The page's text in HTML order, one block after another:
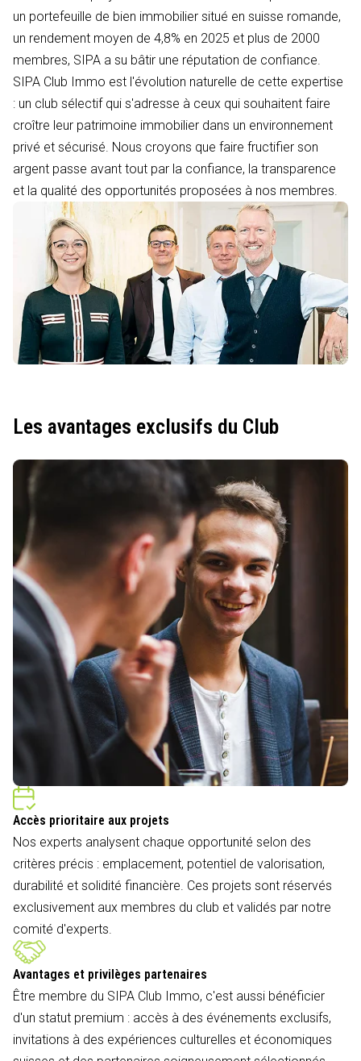
un portefeuille de bien immobilier situé en suisse romande,
un rendement moyen de 4,8% en 2025 et plus de 2000
membres, SIPA a su bâtir une réputation de confiance.
SIPA Club Immo est l'évolution naturelle de cette expertise
: un club sélectif qui s'adresse à ceux qui souhaitent faire
croître leur patrimoine immobilier dans un environnement
privé et sécurisé. Nous croyons que faire fructifier son
argent passe avant tout par la confiance, la transparence
et la qualité des opportunités proposées à nos membres.
Les avantages exclusifs du Club
Accès prioritaire aux projets
Nos experts analysent chaque opportunité selon des
critères précis : emplacement, potentiel de valorisation,
durabilité et solidité financière. Ces projets sont réservés
exclusivement aux membres du club et validés par notre
comité d'experts.
Avantages et privilèges partenaires
Être membre du SIPA Club Immo, c'est aussi bénéficier
d'un statut premium : accès à des événements exclusifs,
invitations à des expériences culturelles et économiques